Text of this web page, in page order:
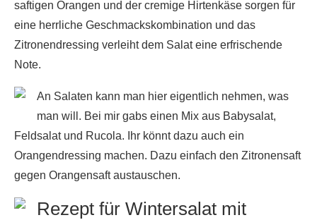
saftigen Orangen und der cremige Hirtenkäse sorgen für
eine herrliche Geschmackskombination und das
Zitronendressing verleiht dem Salat eine erfrischende
Note.
An Salaten kann man hier eigentlich nehmen, was
man will. Bei mir gabs einen Mix aus Babysalat,
Feldsalat und Rucola. Ihr könnt dazu auch ein
Orangendressing machen. Dazu einfach den Zitronensaft
gegen Orangensaft austauschen.
Rezept für Wintersalat mit